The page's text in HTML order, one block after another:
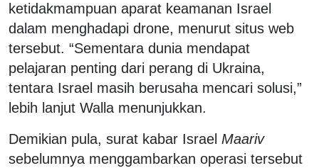
ketidakmampuan aparat keamanan Israel
dalam menghadapi drone, menurut situs web
tersebut. “Sementara dunia mendapat
pelajaran penting dari perang di Ukraina,
tentara Israel masih berusaha mencari solusi,”
lebih lanjut Walla menunjukkan.
Demikian pula, surat kabar Israel Maariv
sebelumnya menggambarkan operasi tersebut